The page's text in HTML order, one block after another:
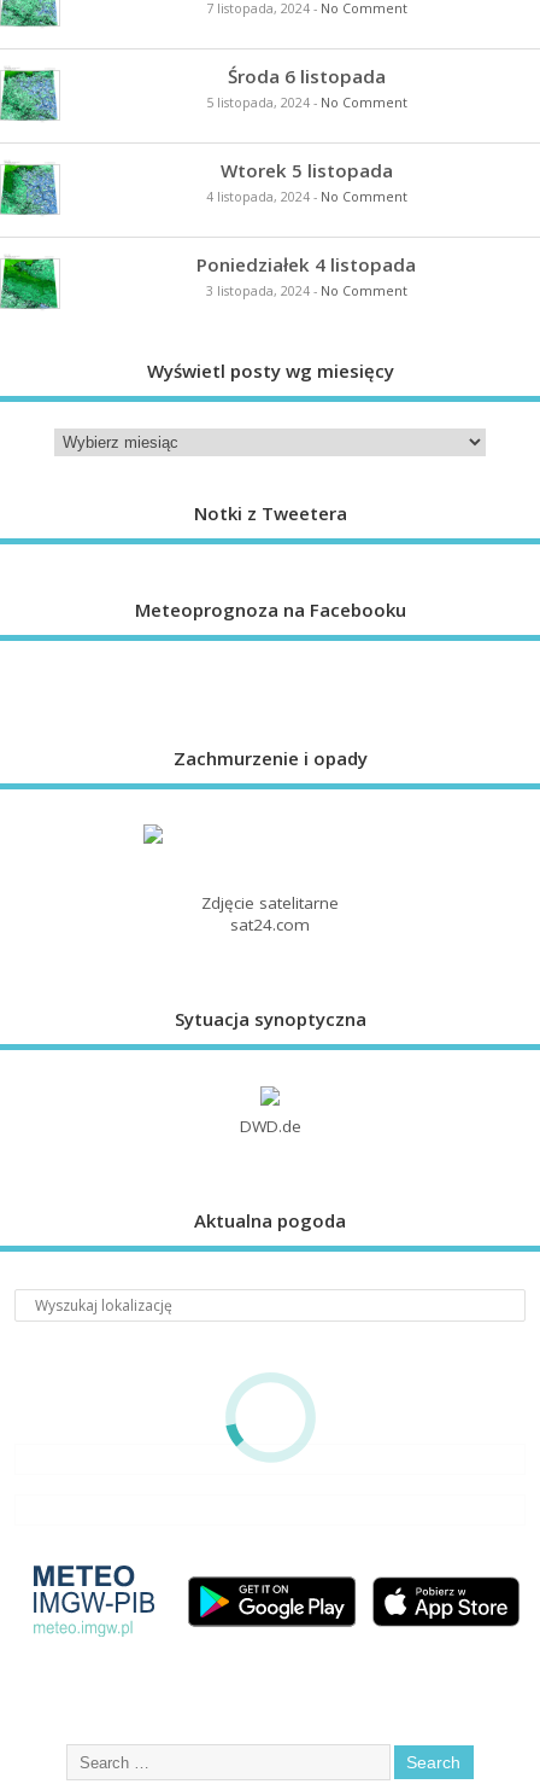
7 listopada, 2024- No Comment
Środa 6 listopada
5 listopada, 2024- No Comment
Wtorek 5 listopada
4 listopada, 2024- No Comment
Poniedziałek 4 listopada
3 listopada, 2024- No Comment
Wyświetl posty wg miesięcy
Notki z Tweetera
Meteoprognoza na Facebooku
Zachmurzenie i opady
Zdjęcie satelitarne
sat24.com
Sytuacja synoptyczna
DWD.de
Aktualna pogoda